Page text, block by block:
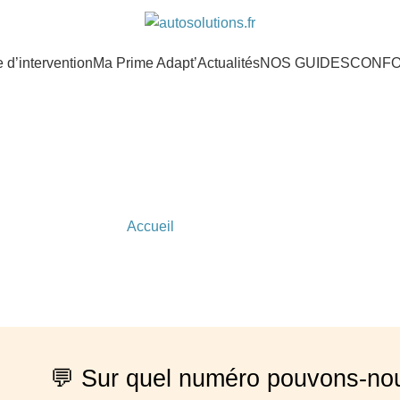
d’interventionMa Prime Adapt’ActualitésNOS GUIDES
Accueil
💬 Sur quel numéro pouvons-